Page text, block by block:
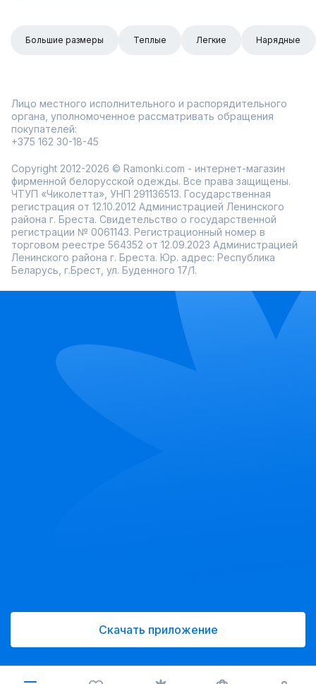
Большие размеры Теплые Легкие Нарядные
Лицо местного исполнительного и распорядительного
органа, уполномоченное рассматривать обращения
покупателей:
+375 162 30-18-45
Copyright 2012-2026 © Ramonki.com - интернет-магазин
фирменной белорусской одежды. Все права защищены.
ЧТУП «Чиколетта», УНП 291136513. Государственная
регистрация от 12.10.2012 Администрацией Ленинского
района г. Бреста. Свидетельство о государственной
регистрации № 0061143. Регистрационный номер в
торговом реестре 564352 от 12.09.2023 Администрацией
Ленинского района г. Бреста. Юр. адрес: Республика
Беларусь, г.Брест, ул. Буденного 17/1.
Скачать приложение